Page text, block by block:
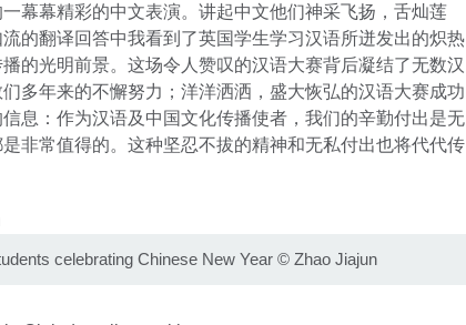
幕幕精彩的中文表演。讲起中文他们神采飞扬，舌灿莲
的翻译回答中我看到了英国学生学习汉语所迸发出的炽热
的光明前景。这场令人赞叹的汉语大赛背后凝结了无数汉
多年来的不懈努力；洋洋洒洒，盛大恢弘的汉语大赛成功
息：作为汉语及中国文化传播使者，我们的辛勤付出是无
非常值得的。这种坚忍不拔的精神和无私付出也将代代传
celebrating Chinese New Year © Zhao Jiajun